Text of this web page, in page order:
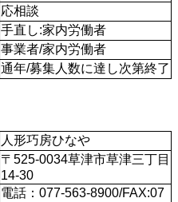
応相談
手直し:家内労働者
事業者/家内労働者
通年/募集人数に達し次第終了
人形巧房ひなや
〒525-0034草津市草津三丁目
14-30
電話：077-563-8900/FAX:07